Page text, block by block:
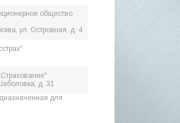
общество
ул. Островная, д. 4
д. 31
для